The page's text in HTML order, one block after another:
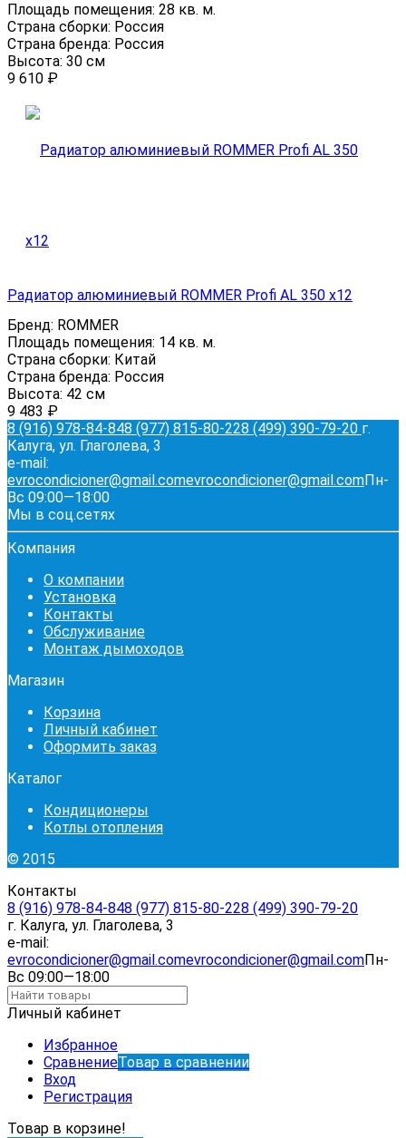
Площадь помещения: 28 кв. м.
Страна сборки: Россия
Страна бренда: Россия
Высота: 30 см
9 610 ₽
Радиатор алюминиевый ROMMER Profi AL 350 x12
Бренд: ROMMER
Площадь помещения: 14 кв. м.
Страна сборки: Китай
Страна бренда: Россия
Высота: 42 см
9 483 ₽
8 (916) 978-84-848 (977) 815-80-228 (499) 390-79-20 г.
Калуга, ул. Глаголева, 3
e-mail:
evrocondicioner@gmail.comevrocondicioner@gmail.comПн-
Вс 09:00—18:00
Мы в соц.сетях
Компания
О компании
Установка
Контакты
Обслуживание
Монтаж дымоходов
Магазин
Корзина
Личный кабинет
Оформить заказ
Каталог
Кондиционеры
Котлы отопления
© 2015
Контакты
8 (916) 978-84-848 (977) 815-80-228 (499) 390-79-20
г. Калуга, ул. Глаголева, 3
e-mail:
evrocondicioner@gmail.comevrocondicioner@gmail.comПн-
Вс 09:00—18:00
Личный кабинет
Избранное
СравнениеТовар в сравнении
Вход
Регистрация
Товар в корзине!